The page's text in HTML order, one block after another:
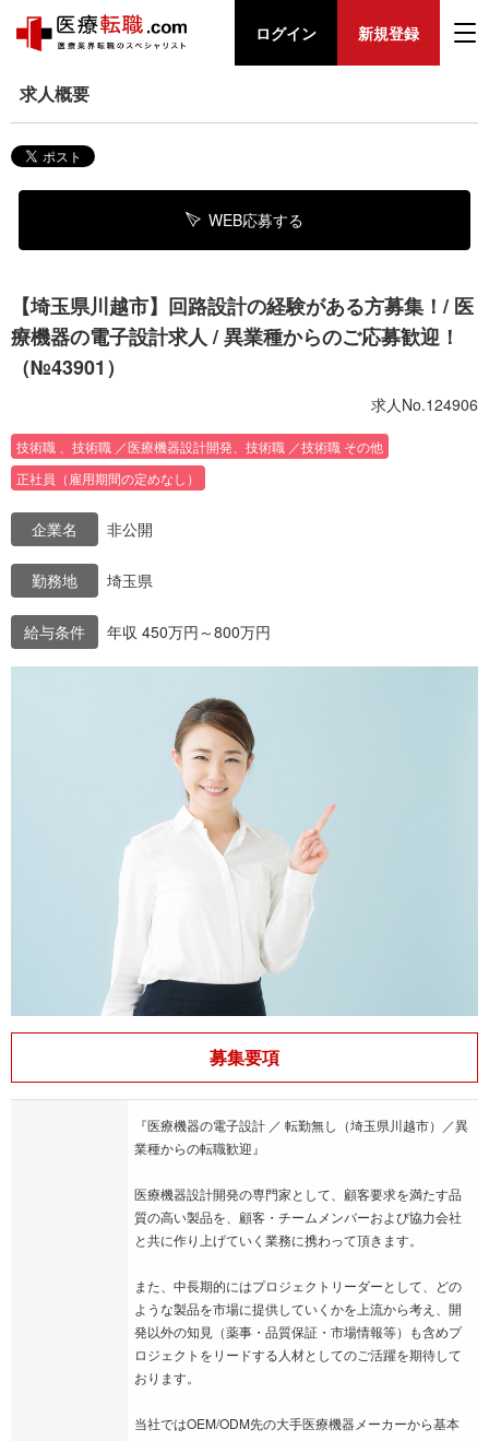
ログイン 新規登録
求人概要
WEB応募する
【埼玉県川越市】回路設計の経験がある方募集！/ 医
療機器の電子設計求人 / 異業種からのご応募歓迎！
（№43901）
求人No.124906
技術職 、技術職 ／医療機器設計開発、技術職 ／技術職 その他
正社員（雇用期間の定めなし）
企業名 非公開
勤務地 埼玉県
給与条件 年収 450万円～800万円
募集要項
『医療機器の電子設計 ／ 転勤無し（埼玉県川越市）／異
業種からの転職歓迎』
医療機器設計開発の専門家として、顧客要求を満たす品
質の高い製品を、顧客・チームメンバーおよび協力会社
と共に作り上げていく業務に携わって頂きます。
また、中長期的にはプロジェクトリーダーとして、どの
ような製品を市場に提供していくかを上流から考え、開
発以外の知見（薬事・品質保証・市場情報等）も含めプ
ロジェクトをリードする人材としてのご活躍を期待して
おります。
当社ではOEM/ODM先の大手医療機器メーカーから基本